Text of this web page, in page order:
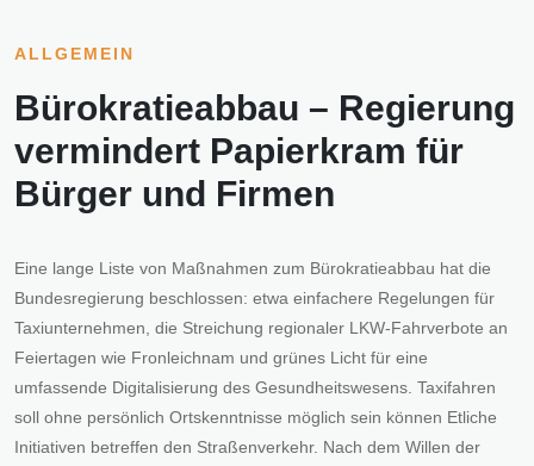
ALLGEMEIN
Bürokratieabbau – Regierung
vermindert Papierkram für
Bürger und Firmen
Eine lange Liste von Maßnahmen zum Bürokratieabbau hat die
Bundesregierung beschlossen: etwa einfachere Regelungen für
Taxiunternehmen, die Streichung regionaler LKW-Fahrverbote an
Feiertagen wie Fronleichnam und grünes Licht für eine
umfassende Digitalisierung des Gesundheitswesens. Taxifahren
soll ohne persönlich Ortskenntnisse möglich sein können Etliche
Initiativen betreffen den Straßenverkehr. Nach dem Willen der